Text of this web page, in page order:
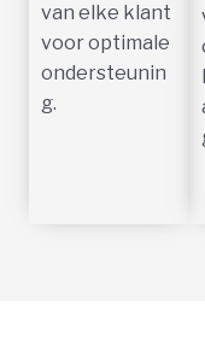
van elke klant
voor optimale
ondersteunin
g.